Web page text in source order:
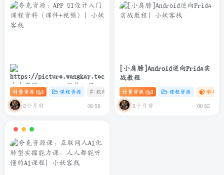
夸克资源：APP UI设计入门课
程资料（课件+视频）
付费资源 3 课程资源 # 软件 # 设计 # UI 课程
3个月前 59
[小肩膀]Android逆向Frida实
战教程
付费资源 3 课程资源 学习资
3个月前 58